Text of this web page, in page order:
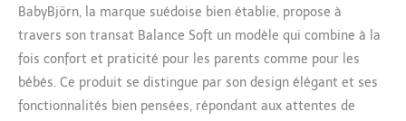
BabyBjörn, la marque suédoise bien établie, propose à
travers son transat Balance Soft un modèle qui combine à la
fois confort et praticité pour les parents comme pour les
bébés. Ce produit se distingue par son design élégant et ses
fonctionnalités bien pensées, répondant aux attentes de